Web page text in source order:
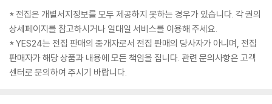
* 전집은 개별서지정보를 모두 제공하지 못하는 경우가 있습니다. 각 권의
상세페이지를 참고하시거나 일대일 서비스를 이용해 주세요.
* YES24는 전집 판매의 중개자로서 전집 판매의 당사자가 아니며, 전집
판매자가 해당 상품과 내용에 모든 책임을 집니다. 관련 문의사항은 고객
센터로 문의하여 주시기 바랍니다.